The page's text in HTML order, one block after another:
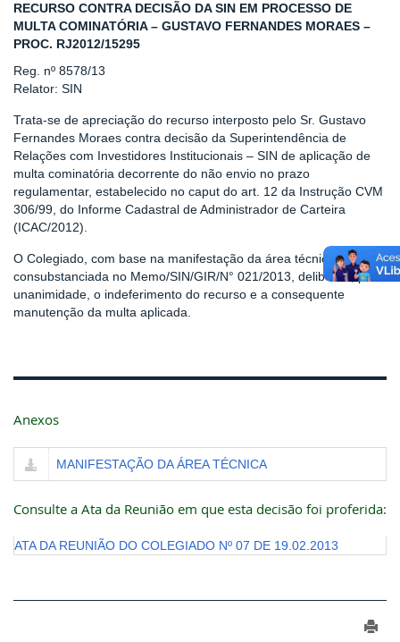
RECURSO CONTRA DECISÃO DA SIN EM PROCESSO DE
MULTA COMINATÓRIA – GUSTAVO FERNANDES MORAES –
PROC. RJ2012/15295
Reg. nº 8578/13
Relator: SIN
Trata-se de apreciação do recurso interposto pelo Sr. Gustavo
Fernandes Moraes contra decisão da Superintendência de
Relações com Investidores Institucionais – SIN de aplicação de
multa cominatória decorrente do não envio no prazo
regulamentar, estabelecido no caput do art. 12 da Instrução CVM
306/99, do Informe Cadastral de Administrador de Carteira
(ICAC/2012).
O Colegiado, com base na manifestação da área técnica,
consubstanciada no Memo/SIN/GIR/N° 021/2013, deliberou, por
unanimidade, o indeferimento do recurso e a consequente
manutenção da multa aplicada.
Anexos
MANIFESTAÇÃO DA ÁREA TÉCNICA
Consulte a Ata da Reunião em que esta decisão foi proferida:
ATA DA REUNIÃO DO COLEGIADO Nº 07 DE 19.02.2013